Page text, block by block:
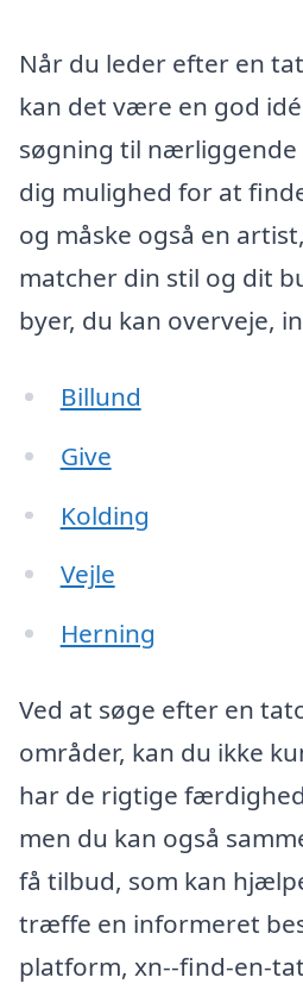
Når du leder efter en
kan det være en god
søgning til nærliggende
dig mulighed for at
og måske også en
matcher din stil og dit
byer, du kan overveje,
Billund
Give
Kolding
Vejle
Herning
Ved at søge efter en
områder, kan du ikke
har de rigtige
men du kan også
få tilbud, som kan
træffe en informeret
platform, xn--find-en-